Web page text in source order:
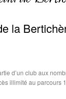
la
d’un club aux
illimité au